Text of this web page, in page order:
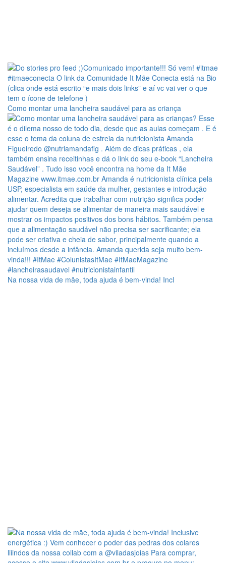
Como montar uma lancheira saudável para as criança
Na nossa vida de mãe, toda ajuda é bem-vinda! Incl